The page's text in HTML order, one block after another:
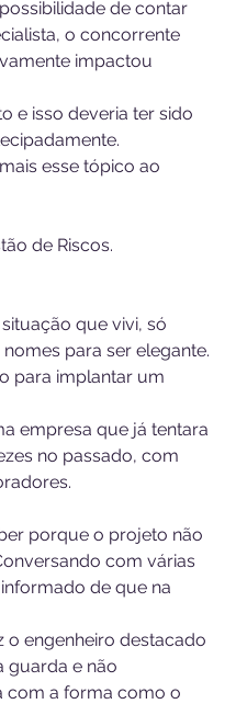
de contar
o concorrente
impactou
e isso deveria ter sido
esse tópico ao
de Riscos.
que vivi, só
para ser elegante.
para implantar um
empresa que já tentara
no passado, com
porque o projeto não
com várias
de que na
o engenheiro destacado
guarda e não
com a forma como o